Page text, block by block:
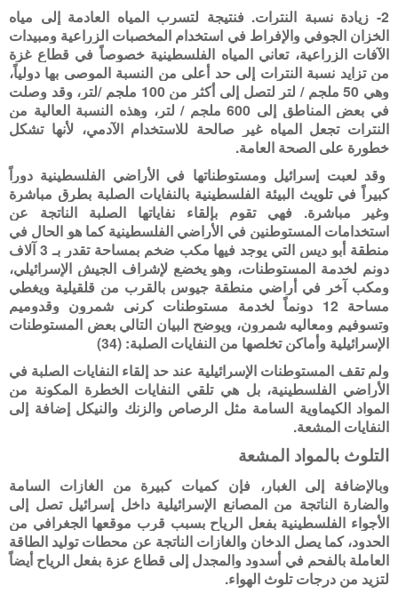
2- زيادة نسبة النترات. فنتيجة لتسرب المياه العادمة إلى مياه
الخزان الجوفي والإفراط في استخدام المخصبات الزراعية ومبيدات
الآفات الزراعية، تعاني المياه الفلسطينية خصوصاً في قطاع غزة
من تزايد نسبة النترات إلى حد أعلى من النسبة الموصى بها دولياً،
وهي 50 ملجم / لتر لتصل إلى أكثر من 100 ملجم /لتر، وقد وصلت
في بعض المناطق إلى 600 ملجم / لتر، وهذه النسبة العالية من
النترات تجعل المياه غير صالحة للاستخدام الآدمي، لأنها تشكل
خطورة على الصحة العامة.
وقد لعبت إسرائيل ومستوطناتها في الأراضي الفلسطينية دوراً
كبيراً في تلويث البيئة الفلسطينية بالنفايات الصلبة بطرق مباشرة
وغير مباشرة. فهي تقوم بإلقاء نفاياتها الصلبة الناتجة عن
استخدامات المستوطنين في الأراضي الفلسطينية كما هو الحال في
منطقة أبو ديس التي يوجد فيها مكب ضخم بمساحة تقدر بـ 3 آلاف
دونم لخدمة المستوطنات، وهو يخضع لإشراف الجيش الإسرائيلي،
ومكب آخر في أراضي منطقة جيوس بالقرب من قلقيلية ويغطي
مساحة 12 دونماً لخدمة مستوطنات كرنى شمرون وقدوميم
وتسوفيم ومعاليه شمرون، ويوضح البيان التالي بعض المستوطنات
الإسرائيلية وأماكن تخلصها من النفايات الصلبة: (34)
ولم تقف المستوطنات الإسرائيلية عند حد إلقاء النفايات الصلبة في
الأراضي الفلسطينية، بل هي تلقي النفايات الخطرة المكونة من
المواد الكيماوية السامة مثل الرصاص والزنك والنيكل إضافة إلى
النفايات المشعة.
التلوث بالمواد المشعة
وبالإضافة إلى الغبار، فإن كميات كبيرة من الغازات السامة
والضارة الناتجة من المصانع الإسرائيلية داخل إسرائيل تصل إلى
الأجواء الفلسطينية بفعل الرياح بسبب قرب موقعها الجغرافي من
الحدود، كما يصل الدخان والغازات الناتجة عن محطات توليد الطاقة
العاملة بالفحم في أسدود والمجدل إلى قطاع عزة بفعل الرياح أيضاً
لتزيد من درجات تلوث الهواء.